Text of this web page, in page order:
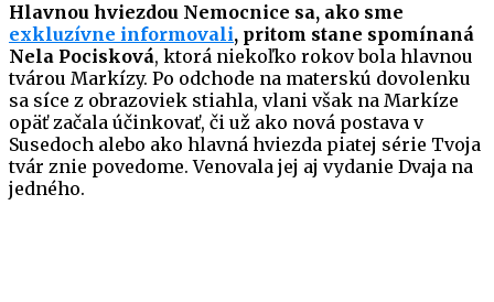
Hlavnou hviezdou Nemocnice sa, ako sme
exkluzívne informovali, pritom stane spomínaná
Nela Pocisková, ktorá niekoľko rokov bola hlavnou
tvárou Markízy. Po odchode na materskú dovolenku
sa síce z obrazoviek stiahla, vlani však na Markíze
opäť začala účinkovať, či už ako nová postava v
Susedoch alebo ako hlavná hviezda piatej série Tvoja
tvár znie povedome. Venovala jej aj vydanie Dvaja na
jedného.